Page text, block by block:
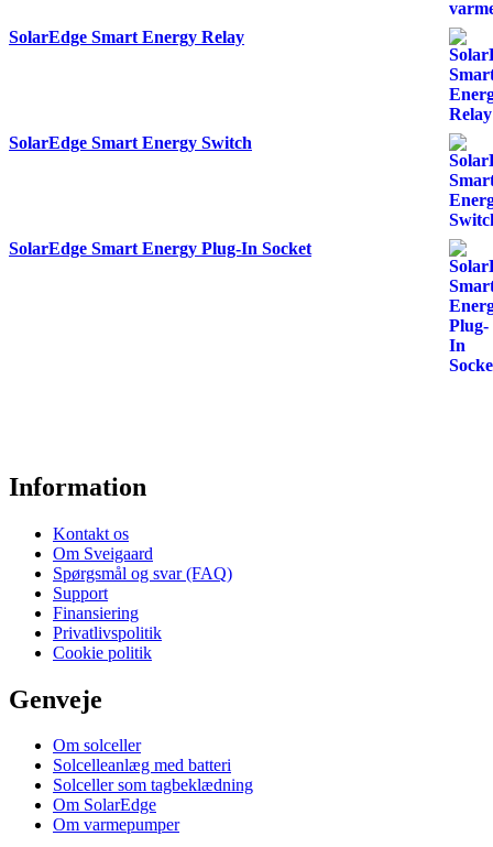
SolarEdge Smart Energy Relay
SolarEdge Smart Energy Switch
SolarEdge Smart Energy Plug-In Socket
Information
Kontakt os
Om Sveigaard
Spørgsmål og svar (FAQ)
Support
Finansiering
Privatlivspolitik
Cookie politik
Genveje
Om solceller
Solcelleanlæg med batteri
Solceller som tagbeklædning
Om SolarEdge
Om varmepumper